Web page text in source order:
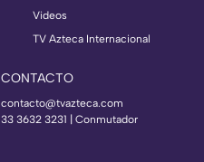
Videos
TV Azteca Internacional
CONTACTO
contacto@tvazteca.com
33 3632 3231 | Conmutador